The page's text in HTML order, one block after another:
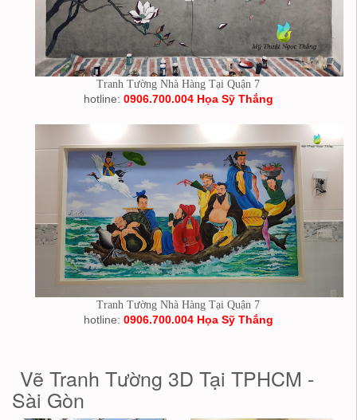
Tranh Tường Nhà Hàng Tại Quận 7
hotline: 0906.700.004 Họa Sỹ Thắng
Tranh Tường Nhà Hàng Tại Quận 7
hotline: 0906.700.004 Họa Sỹ Thắng
Vẽ Tranh Tường 3D Tại TPHCM -
Sài Gòn